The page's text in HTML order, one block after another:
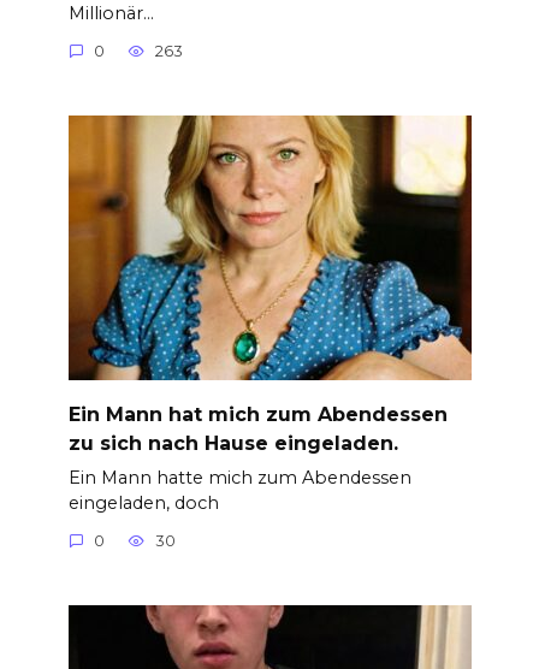
Millionär…
0 263
Ein Mann hat mich zum Abendessen
zu sich nach Hause eingeladen.
Ein Mann hatte mich zum Abendessen
eingeladen, doch
0 30